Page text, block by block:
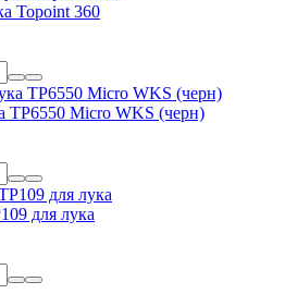
Topoint 360
TP6550 Micro WKS (черн)
для лука